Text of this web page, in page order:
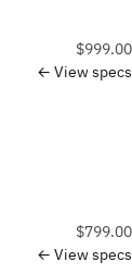
$999.00
View specs ←
$799.00
View specs ←